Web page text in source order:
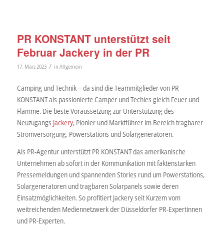
PR KONSTANT unterstützt seit
Februar Jackery in der PR
17. März 2023 / in Allgemein
Camping und Technik – da sind die Teammitglieder von PR
KONSTANT als passionierte Camper und Techies gleich Feuer und
Flamme. Die beste Voraussetzung zur Unterstützung des
Neuzugangs Jackery, Pionier und Marktführer im Bereich tragbarer
Stromversorgung, Powerstations und Solargeneratoren.
Als PR-Agentur unterstützt PR KONSTANT das amerikanische
Unternehmen ab sofort in der Kommunikation mit faktenstarken
Pressemeldungen und spannenden Stories rund um Powerstations,
Solargeneratoren und tragbaren Solarpanels sowie deren
Einsatzmöglichkeiten. So profitiert Jackery seit Kurzem vom
weitreichenden Mediennetzwerk der Düsseldorfer PR-Expertinnen
und PR-Experten.